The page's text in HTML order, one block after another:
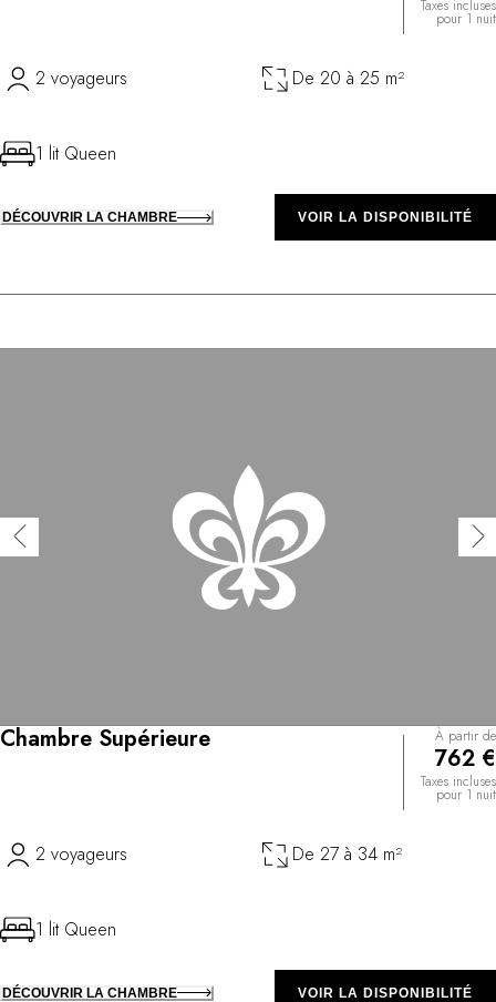
Taxes incluses
pour 1 nuit
2 voyageurs De 20 à 25 m²
1 lit Queen
DÉCOUVRIR LA CHAMBRE VOIR LA DISPONIBILITÉ
Chambre Supérieure À partir de
762 €
Taxes incluses
pour 1 nuit
2 voyageurs De 27 à 34 m²
1 lit Queen
DÉCOUVRIR LA CHAMBRE VOIR LA DISPONIBILITÉ